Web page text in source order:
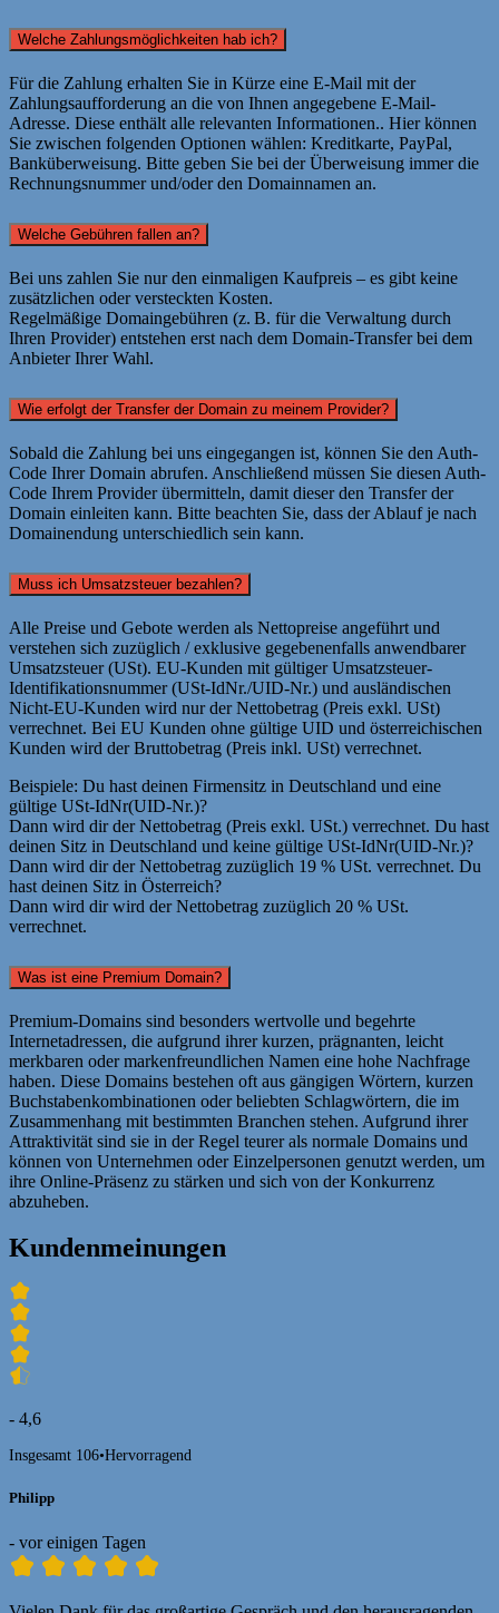
Welche Zahlungsmöglichkeiten hab ich?
Für die Zahlung erhalten Sie in Kürze eine E-Mail mit der
Zahlungsaufforderung an die von Ihnen angegebene E-Mail-
Adresse. Diese enthält alle relevanten Informationen.. Hier können
Sie zwischen folgenden Optionen wählen: Kreditkarte, PayPal,
Banküberweisung. Bitte geben Sie bei der Überweisung immer die
Rechnungsnummer und/oder den Domainnamen an.
Welche Gebühren fallen an?
Bei uns zahlen Sie nur den einmaligen Kaufpreis – es gibt keine
zusätzlichen oder versteckten Kosten.
Regelmäßige Domaingebühren (z. B. für die Verwaltung durch
Ihren Provider) entstehen erst nach dem Domain-Transfer bei dem
Anbieter Ihrer Wahl.
Wie erfolgt der Transfer der Domain zu meinem Provider?
Sobald die Zahlung bei uns eingegangen ist, können Sie den Auth-
Code Ihrer Domain abrufen. Anschließend müssen Sie diesen Auth-
Code Ihrem Provider übermitteln, damit dieser den Transfer der
Domain einleiten kann. Bitte beachten Sie, dass der Ablauf je nach
Domainendung unterschiedlich sein kann.
Muss ich Umsatzsteuer bezahlen?
Alle Preise und Gebote werden als Nettopreise angeführt und
verstehen sich zuzüglich / exklusive gegebenenfalls anwendbarer
Umsatzsteuer (USt). EU-Kunden mit gültiger Umsatzsteuer-
Identifikationsnummer (USt-IdNr./UID-Nr.) und ausländischen
Nicht-EU-Kunden wird nur der Nettobetrag (Preis exkl. USt)
verrechnet. Bei EU Kunden ohne gültige UID und österreichischen
Kunden wird der Bruttobetrag (Preis inkl. USt) verrechnet.
Beispiele: Du hast deinen Firmensitz in Deutschland und eine
gültige USt-IdNr(UID-Nr.)?
Dann wird dir der Nettobetrag (Preis exkl. USt.) verrechnet. Du hast
deinen Sitz in Deutschland und keine gültige USt-IdNr(UID-Nr.)?
Dann wird dir der Nettobetrag zuzüglich 19 % USt. verrechnet. Du
hast deinen Sitz in Österreich?
Dann wird dir wird der Nettobetrag zuzüglich 20 % USt.
verrechnet.
Was ist eine Premium Domain?
Premium-Domains sind besonders wertvolle und begehrte
Internetadressen, die aufgrund ihrer kurzen, prägnanten, leicht
merkbaren oder markenfreundlichen Namen eine hohe Nachfrage
haben. Diese Domains bestehen oft aus gängigen Wörtern, kurzen
Buchstabenkombinationen oder beliebten Schlagwörtern, die im
Zusammenhang mit bestimmten Branchen stehen. Aufgrund ihrer
Attraktivität sind sie in der Regel teurer als normale Domains und
können von Unternehmen oder Einzelpersonen genutzt werden, um
ihre Online-Präsenz zu stärken und sich von der Konkurrenz
abzuheben.
Kundenmeinungen
- 4,6
Insgesamt 106•Hervorragend
Philipp
- vor einigen Tagen